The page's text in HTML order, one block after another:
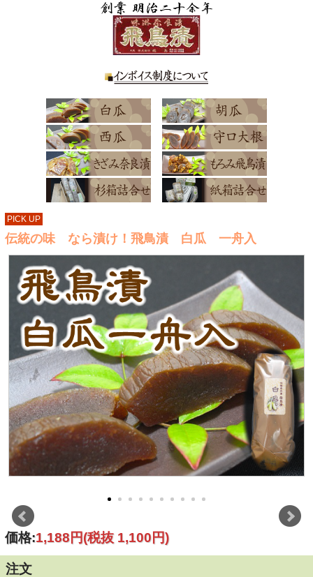
PICK UP
伝統の味 なら漬け！飛鳥漬 白瓜 一舟入
価格:1,188円(税抜 1,100円)
注文